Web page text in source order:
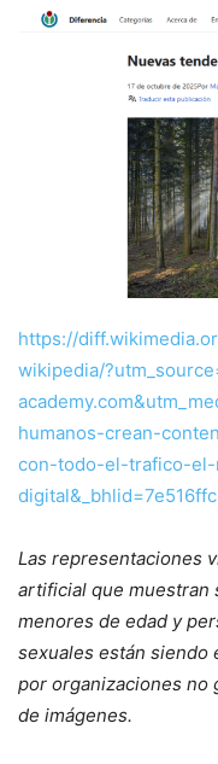
https://
wikipedia/
humanos-crean-
con-todo-el-trafico-
Las representaciones
artificial que muestran
menores de edad y
sexuales están siendo
por organizaciones no
de imágenes.